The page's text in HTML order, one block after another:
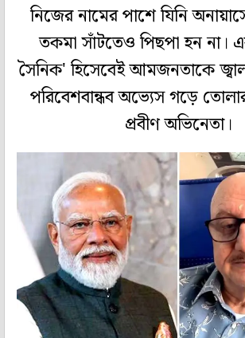
নিজের নামের পাশে যিনি
তকমা সাঁটতেও পিছপা হন না।
সৈনিক' হিসেবেই আমজনতাকে
পরিবেশবান্ধব অভ্যেস গড়ে তোলার
প্রবীণ অভিনেতা।